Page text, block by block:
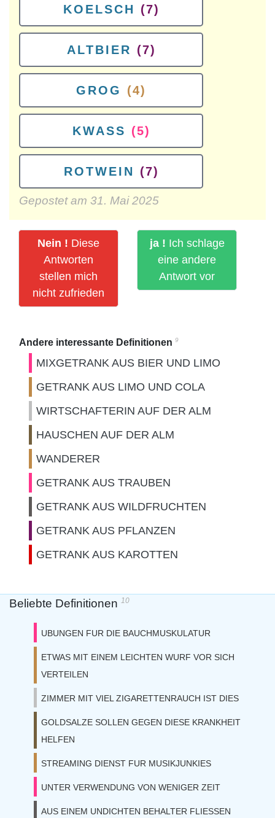
KOELSCH (7)
ALTBIER (7)
GROG (4)
KWASS (5)
ROTWEIN (7)
Gepostet am 31. Mai 2025
Nein ! Diese
Antworten
stellen mich
nicht zufrieden
ja ! Ich schlage
eine andere
Antwort vor
Andere interessante Definitionen 9
MIXGETRANK AUS BIER UND LIMO
GETRANK AUS LIMO UND COLA
WIRTSCHAFTERIN AUF DER ALM
HAUSCHEN AUF DER ALM
WANDERER
GETRANK AUS TRAUBEN
GETRANK AUS WILDFRUCHTEN
GETRANK AUS PFLANZEN
GETRANK AUS KAROTTEN
Beliebte Definitionen 10
UBUNGEN FUR DIE BAUCHMUSKULATUR
ETWAS MIT EINEM LEICHTEN WURF VOR SICH
VERTEILEN
ZIMMER MIT VIEL ZIGARETTENRAUCH IST DIES
GOLDSALZE SOLLEN GEGEN DIESE KRANKHEIT
HELFEN
STREAMING DIENST FUR MUSIKJUNKIES
UNTER VERWENDUNG VON WENIGER ZEIT
AUS EINEM UNDICHTEN BEHALTER FLIESSEN